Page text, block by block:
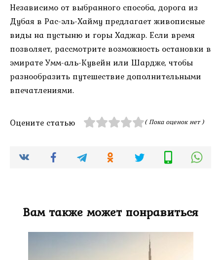
Независимо от выбранного способа, дорога из
Дубая в Рас-эль-Хайму предлагает живописные
виды на пустыню и горы Хаджар. Если время
позволяет, рассмотрите возможность остановки в
эмирате Умм-аль-Кувейн или Шардже, чтобы
разнообразить путешествие дополнительными
впечатлениями.
Оцените статью ( Пока оценок нет )
Вам также может понравиться